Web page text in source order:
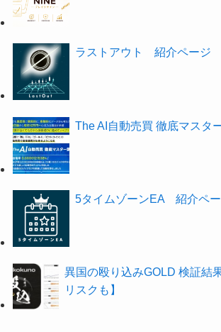
ラストアウト 紹介ページ
The AI自動売買 徹底マスタ
5タイムゾーンEA 紹介ペ
異国の殴り込みGOLD 検証結
リスクも】